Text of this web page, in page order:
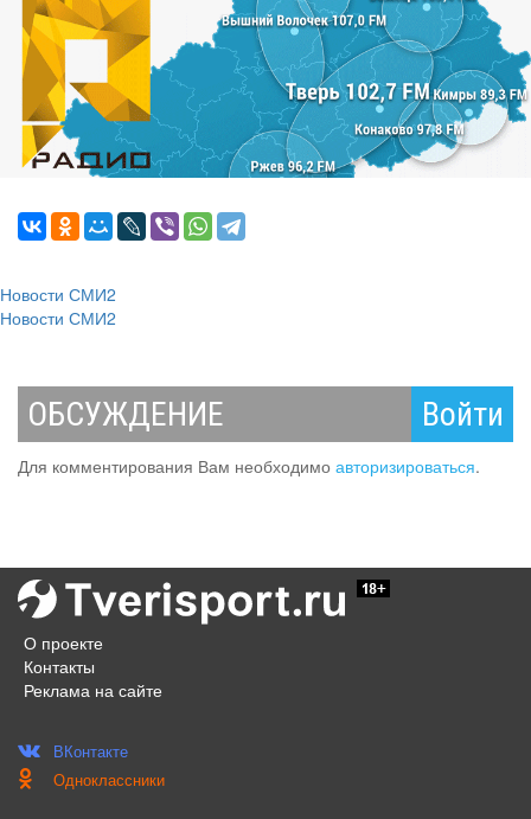
Новости СМИ2
Новости СМИ2
ОБСУЖДЕНИЕ Войти
Для комментирования Вам необходимо авторизироваться.
О проекте
Контакты
Реклама на сайте
ВКонтакте
Одноклассники